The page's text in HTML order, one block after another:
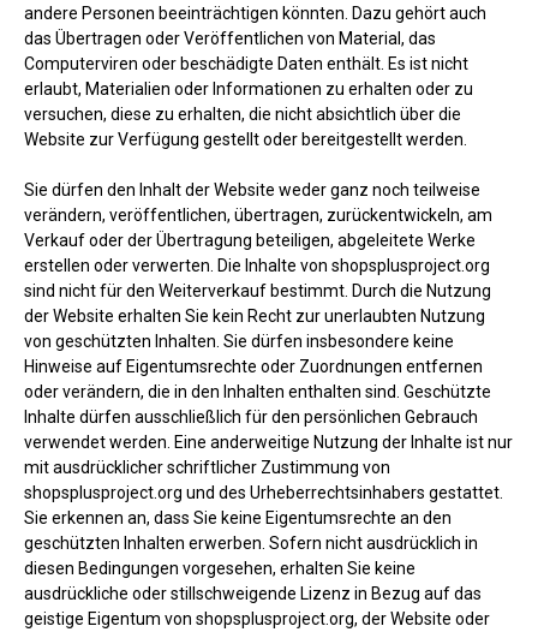
andere Personen beeinträchtigen könnten. Dazu gehört auch
das Übertragen oder Veröffentlichen von Material, das
Computerviren oder beschädigte Daten enthält. Es ist nicht
erlaubt, Materialien oder Informationen zu erhalten oder zu
versuchen, diese zu erhalten, die nicht absichtlich über die
Website zur Verfügung gestellt oder bereitgestellt werden.
Sie dürfen den Inhalt der Website weder ganz noch teilweise
verändern, veröffentlichen, übertragen, zurückentwickeln, am
Verkauf oder der Übertragung beteiligen, abgeleitete Werke
erstellen oder verwerten. Die Inhalte von shopsplusproject.org
sind nicht für den Weiterverkauf bestimmt. Durch die Nutzung
der Website erhalten Sie kein Recht zur unerlaubten Nutzung
von geschützten Inhalten. Sie dürfen insbesondere keine
Hinweise auf Eigentumsrechte oder Zuordnungen entfernen
oder verändern, die in den Inhalten enthalten sind. Geschützte
Inhalte dürfen ausschließlich für den persönlichen Gebrauch
verwendet werden. Eine anderweitige Nutzung der Inhalte ist nur
mit ausdrücklicher schriftlicher Zustimmung von
shopsplusproject.org und des Urheberrechtsinhabers gestattet.
Sie erkennen an, dass Sie keine Eigentumsrechte an den
geschützten Inhalten erwerben. Sofern nicht ausdrücklich in
diesen Bedingungen vorgesehen, erhalten Sie keine
ausdrückliche oder stillschweigende Lizenz in Bezug auf das
geistige Eigentum von shopsplusproject.org, der Website oder